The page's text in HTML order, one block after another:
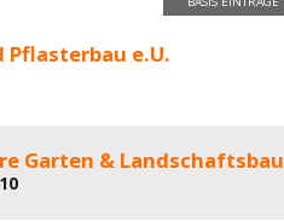
e.U.
Garten & Landschaftsbau